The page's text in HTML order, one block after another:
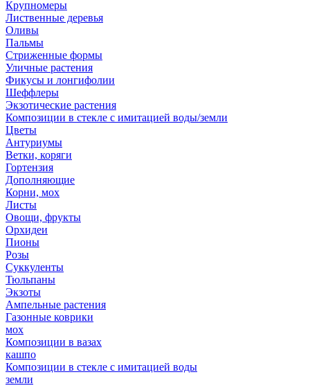
Крупномеры
Лиственные деревья
Оливы
Пальмы
Стриженные формы
Уличные растения
Фикусы и лонгифолии
Шеффлеры
Экзотические растения
Композиции в стекле с имитацией воды/земли
Цветы
Антуриумы
Ветки, коряги
Гортензия
Дополняющие
Корни, мох
Листы
Овощи, фрукты
Орхидеи
Пионы
Розы
Суккуленты
Тюльпаны
Экзоты
Ампельные растения
Газонные коврики
мох
Композиции в вазах
кашпо
Композиции в стекле с имитацией воды
земли